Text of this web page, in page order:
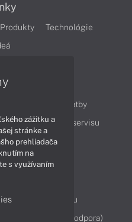
Produkty
Technológie
doručenia a platby
služby Cenník servisu
Reklamácia tovaru
(vzdialená podpora)
zážitku a
stránke a
prehliadača
na
s využívaním